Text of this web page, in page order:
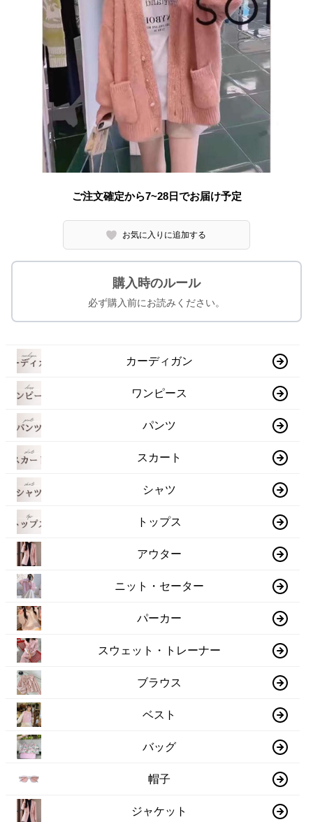
ご注文確定から7~28日でお届け予定
お気に入りに追加する
購入時のルール
必ず購入前にお読みください。
カーディガン
ワンピース
パンツ
スカート
シャツ
トップス
アウター
ニット・セーター
パーカー
スウェット・トレーナー
ブラウス
ベスト
バッグ
帽子
ジャケット